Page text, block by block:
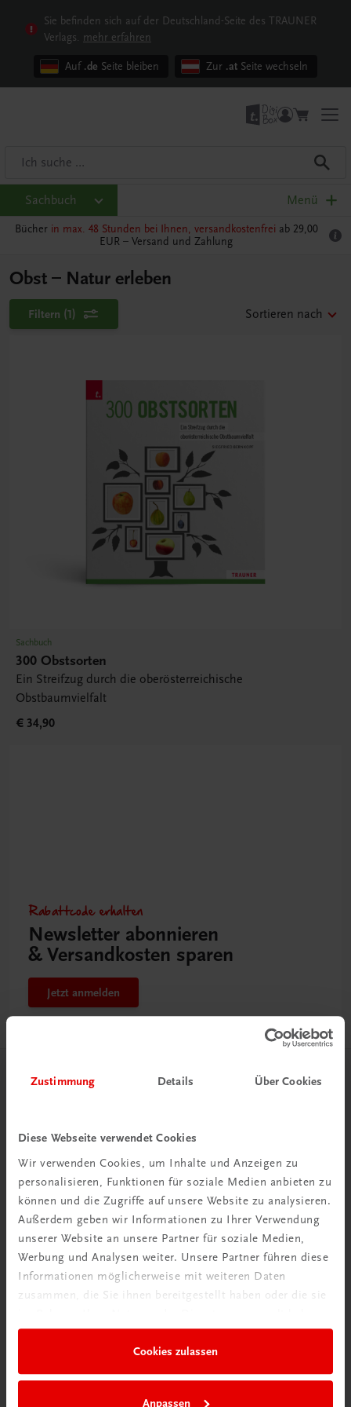
Zustimmung Details Über Cookies
Diese Webseite verwendet Cookies
Wir verwenden Cookies, um Inhalte und Anzeigen zu
personalisieren, Funktionen für soziale Medien anbieten zu
können und die Zugriffe auf unsere Website zu analysieren.
Außerdem geben wir Informationen zu Ihrer Verwendung
unserer Website an unsere Partner für soziale Medien,
Werbung und Analysen weiter. Unsere Partner führen diese
Informationen möglicherweise mit weiteren Daten
zusammen, die Sie ihnen bereitgestellt haben oder die sie
Cookies zulassen
Anpassen
Sie befinden sich auf der Deutschland-Seite des TRAUNER
Verlags. mehr erfahren
Auf .de Seite bleiben Zur .at Seite wechseln
Sachbuch Menü
Bücher in max. 48 Stunden bei Ihnen, versandkostenfrei ab 29,00
EUR – Versand und Zahlung
Obst – Natur erleben
Filtern (1) Sortieren nach
Sachbuch
300 Obstsorten
Ein Streifzug durch die oberösterreichische
Obstbaumvielfalt
€ 34,90
Rabattcode erhalten
Newsletter abonnieren
& Versandkosten sparen
Jetzt anmelden
Herzlich willkommen bei TRAUNER!
Wir über uns
Familienunternehmen mit 80 Mitarbeiterinnen und
Mitarbeitern, die eines verbindet: Begeisterung für unsere
Produkte.
mehr erfahren